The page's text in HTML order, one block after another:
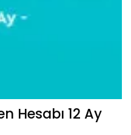
Hesabı 12 Ay